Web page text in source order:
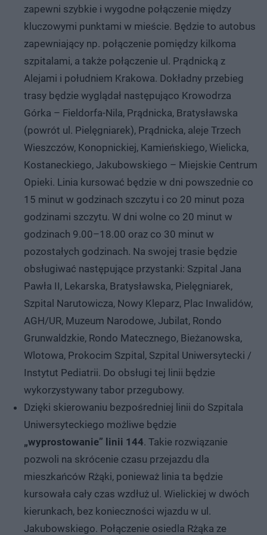
zapewni szybkie i wygodne połączenie między
kluczowymi punktami w mieście. Będzie to autobus
zapewniający np. połączenie pomiędzy kilkoma
szpitalami, a także połączenie ul. Prądnicką z
Alejami i południem Krakowa. Dokładny przebieg
trasy będzie wyglądał następująco Krowodrza
Górka – Fieldorfa-Nila, Prądnicka, Bratysławska
(powrót ul. Pielęgniarek), Prądnicka, aleje Trzech
Wieszczów, Konopnickiej, Kamieńskiego, Wielicka,
Kostaneckiego, Jakubowskiego – Miejskie Centrum
Opieki. Linia kursować będzie w dni powszednie co
15 minut w godzinach szczytu i co 20 minut poza
godzinami szczytu. W dni wolne co 20 minut w
godzinach 9.00–18.00 oraz co 30 minut w
pozostałych godzinach. Na swojej trasie będzie
obsługiwać następujące przystanki: Szpital Jana
Pawła II, Lekarska, Bratysławska, Pielęgniarek,
Szpital Narutowicza, Nowy Kleparz, Plac Inwalidów,
AGH/UR, Muzeum Narodowe, Jubilat, Rondo
Grunwaldzkie, Rondo Matecznego, Bieżanowska,
Wlotowa, Prokocim Szpital, Szpital Uniwersytecki /
Instytut Pediatrii. Do obsługi tej linii będzie
wykorzystywany tabor przegubowy.
Dzięki skierowaniu bezpośredniej linii do Szpitala
Uniwersyteckiego możliwe będzie
„wyprostowanie” linii 144. Takie rozwiązanie
pozwoli na skrócenie czasu przejazdu dla
mieszkańców Rżąki, ponieważ linia ta będzie
kursowała cały czas wzdłuż ul. Wielickiej w dwóch
kierunkach, bez konieczności wjazdu w ul.
Jakubowskiego. Połączenie osiedla Rżąka ze